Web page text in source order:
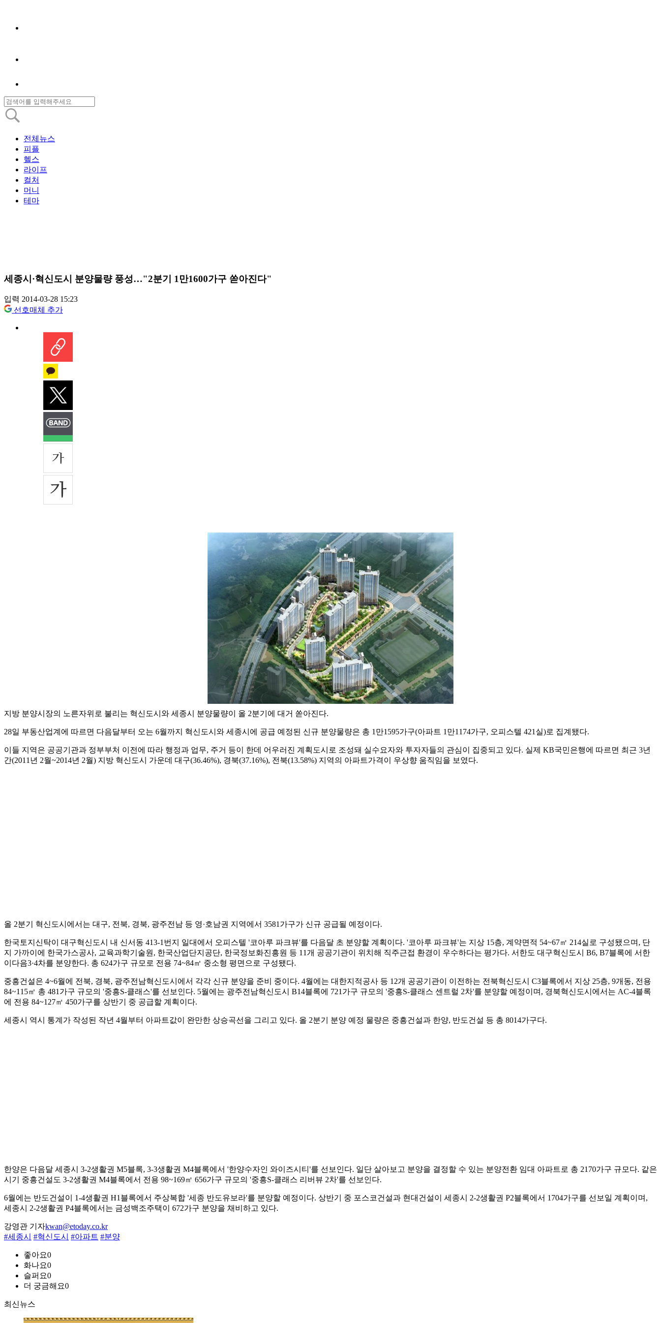
전체뉴스
피플
헬스
라이프
컬처
머니
테마
세종시·혁신도시 분양물량 풍성…"2분기 1만1600가구 쏟아진다"
입력 2014-03-28 15:23
선호매체 추가
지방 분양시장의 노른자위로 불리는 혁신도시와 세종시 분양물량이 올 2분기에 대거 쏟아진다.
28일 부동산업계에 따르면 다음달부터 오는 6월까지 혁신도시와 세종시에 공급 예정된 신규 분양물량은 총 1만1595가구(아파트 1만1174가구, 오피스텔 421실)로 집계됐다.
이들 지역은 공공기관과 정부부처 이전에 따라 행정과 업무, 주거 등이 한데 어우러진 계획도시로 조성돼 실수요자와 투자자들의 관심이 집중되고 있다. 실제 KB국민은행에 따르면 최근 3년
간(2011년 2월~2014년 2월) 지방 혁신도시 가운데 대구(36.46%), 경북(37.16%), 전북(13.58%) 지역의 아파트가격이 우상향 움직임을 보였다.
올 2분기 혁신도시에서는 대구, 전북, 경북, 광주전남 등 영·호남권 지역에서 3581가구가 신규 공급될 예정이다.
한국토지신탁이 대구혁신도시 내 신서동 413-1번지 일대에서 오피스텔 '코아루 파크뷰'를 다음달 초 분양할 계획이다. '코아루 파크뷰'는 지상 15층, 계약면적 54~67㎡ 214실로 구성됐으며, 단
지 가까이에 한국가스공사, 교육과학기술원, 한국산업단지공단, 한국정보화진흥원 등 11개 공공기관이 위치해 직주근접 환경이 우수하다는 평가다. 서한도 대구혁신도시 B6, B7블록에 서한
이다음3·4차를 분양한다. 총 624가구 규모로 전용 74~84㎡ 중소형 평면으로 구성됐다.
중흥건설은 4~6월에 전북, 경북, 광주전남혁신도시에서 각각 신규 분양을 준비 중이다. 4월에는 대한지적공사 등 12개 공공기관이 이전하는 전북혁신도시 C3블록에서 지상 25층, 9개동, 전용
84~115㎡ 총 481가구 규모의 '중흥S-클래스'를 선보인다. 5월에는 광주전남혁신도시 B14블록에 721가구 규모의 '중흥S-클래스 센트럴 2차'를 분양할 예정이며, 경북혁신도시에서는 AC-4블록
에 전용 84~127㎡ 450가구를 상반기 중 공급할 계획이다.
세종시 역시 통계가 작성된 작년 4월부터 아파트값이 완만한 상승곡선을 그리고 있다. 올 2분기 분양 예정 물량은 중흥건설과 한양, 반도건설 등 총 8014가구다.
한양은 다음달 세종시 3-2생활권 M5블록, 3-3생활권 M4블록에서 '한양수자인 와이즈시티'를 선보인다. 일단 살아보고 분양을 결정할 수 있는 분양전환 임대 아파트로 총 2170가구 규모다. 같은
시기 중흥건설도 3-2생활권 M4블록에서 전용 98~169㎡ 656가구 규모의 '중흥S-클래스 리버뷰 2차'를 선보인다.
6월에는 반도건설이 1-4생활권 H1블록에서 주상복합 '세종 반도유보라'를 분양할 예정이다. 상반기 중 포스코건설과 현대건설이 세종시 2-2생활권 P2블록에서 1704가구를 선보일 계획이며,
세종시 2-2생활권 P4블록에서는 금성백조주택이 672가구 분양을 채비하고 있다.
강영관 기자kwan@etoday.co.kr
#세종시 #혁신도시 #아파트 #분양
좋아요0
화나요0
슬퍼요0
더 궁금해요0
최신뉴스